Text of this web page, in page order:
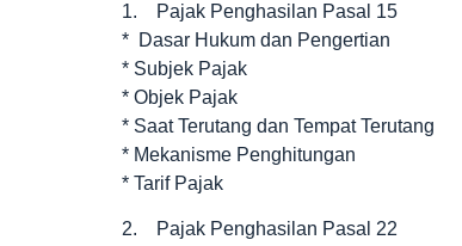
1. Pajak Penghasilan Pasal 15
* Dasar Hukum dan Pengertian
* Subjek Pajak
* Objek Pajak
* Saat Terutang dan Tempat Terutang
* Mekanisme Penghitungan
* Tarif Pajak
2. Pajak Penghasilan Pasal 22